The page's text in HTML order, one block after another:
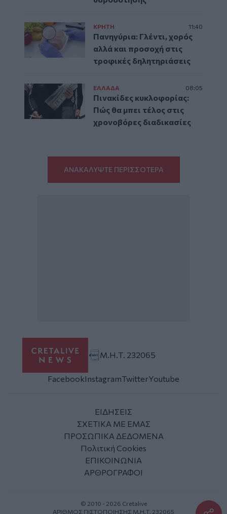
ΚΡΗΤΗ 11:40
Πανηγύρια: Γλέντι, χορός
αλλά και προσοχή στις
τροφικές δηλητηριάσεις
ΕΛΛAΔΑ 08:05
Πινακίδες κυκλοφορίας:
Πώς θα μπει τέλος στις
χρονοβόρες διαδικασίες
ΑΝΑΚΑΛΥΨΤΕ ΠΕΡΙΣΣΟΤΕΡΑ
Μ.Η.Τ. 232065
FacebookInstagramTwitterYoutube
ΕΙΔΗΣΕΙΣ
ΣΧΕΤΙΚΑ ΜΕ ΕΜΑΣ
ΠΡΟΣΩΠΙΚΑ ΔΕΔΟΜΕΝΑ
Πολιτική Cookies
ΕΠΙΚΟΙΝΩΝΙΑ
ΑΡΘΡΟΓΡΑΦΟΙ
© 2010 - 2026 Cretalive
ΑΡΙΘΜΟΣ ΠΙΣΤΟΠΟΙΗΣΗΣ Μ.Η.Τ. 232065